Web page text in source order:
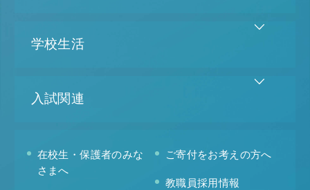
学校生活
入試関連
在校生・保護者のみな
さまへ
ご寄付をお考えの方へ
教職員採用情報